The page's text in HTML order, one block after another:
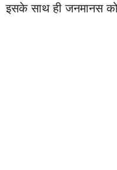
इसके साथ ही जनमानस